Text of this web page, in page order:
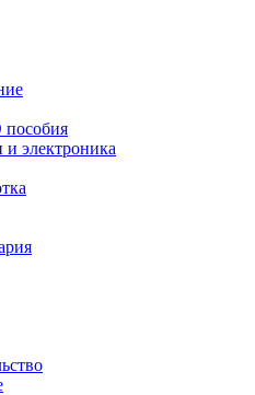
пособия
электроника